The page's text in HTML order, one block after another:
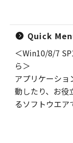
Quick
＜Win10/8/7
ら＞
アプリケーシ
動したり、お役
るソフトウエア